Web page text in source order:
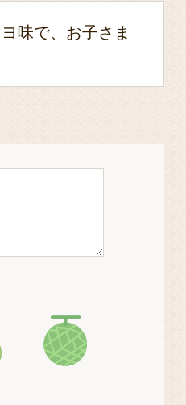
味で、お子さま
アイコン7